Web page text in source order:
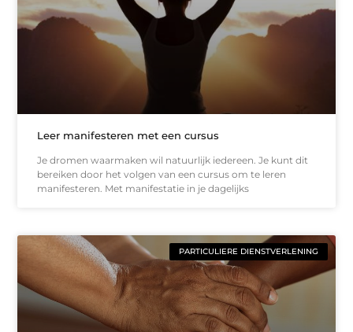
Leer manifesteren met een cursus
Je dromen waarmaken wil natuurlijk iedereen. Je kunt dit
bereiken door het volgen van een cursus om te leren
manifesteren. Met manifestatie in je dagelijks
PARTICULIERE DIENSTVERLENING